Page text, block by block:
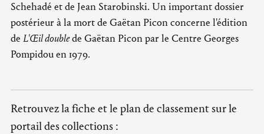
Schehadé et de Jean Starobinski. Un important dossier
postérieur à la mort de Gaëtan Picon concerne l'édition
de L'Œil doublede Gaëtan Picon par le Centre Georges
Pompidou en 1979.
Retrouvez la fiche et le plan de classement sur le
portail des collections :